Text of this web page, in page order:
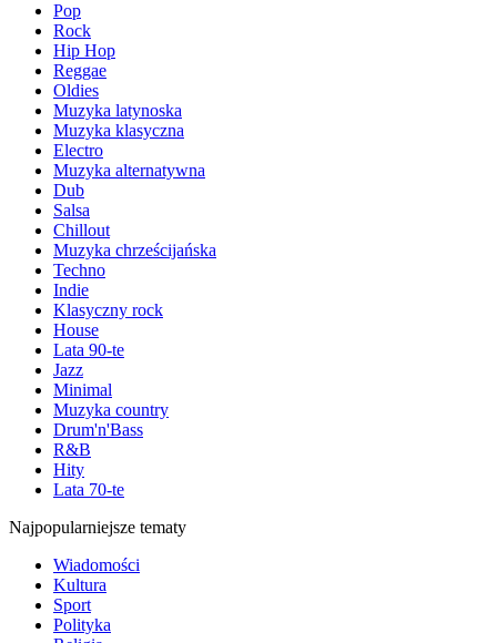
Pop
Rock
Hip Hop
Reggae
Oldies
Muzyka latynoska
Muzyka klasyczna
Electro
Muzyka alternatywna
Dub
Salsa
Chillout
Muzyka chrześcijańska
Techno
Indie
Klasyczny rock
House
Lata 90-te
Jazz
Minimal
Muzyka country
Drum'n'Bass
R&B
Hity
Lata 70-te
Najpopularniejsze tematy
Wiadomości
Kultura
Sport
Polityka